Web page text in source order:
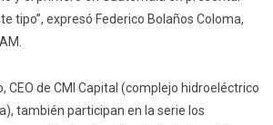
tipo”, expresó Federico Bolaños Coloma,
CEO de CMI Capital (complejo hidroeléctrico
también participan en la serie los